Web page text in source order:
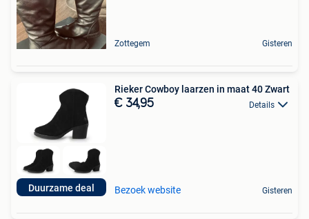
Zottegem Gisteren
Duurzame deal
Rieker Cowboy laarzen in maat 40 Zwart
€ 34,95 Details
Bezoek website Gisteren